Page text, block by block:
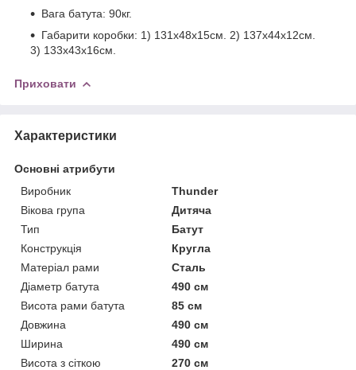
Вага батута: 90кг.
Габарити коробки: 1) 131х48х15см. 2) 137х44х12см.
3) 133х43х16см.
Приховати
Характеристики
Основні атрибути
Виробник
Thunder
Вікова група
Дитяча
Тип
Батут
Конструкція
Кругла
Матеріал рами
Сталь
Діаметр батута
490 см
Висота рами батута
85 см
Довжина
490 см
Ширина
490 см
Висота з сіткою
270 см